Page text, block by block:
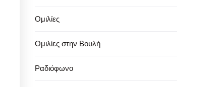
Ομιλίες
Ομιλίες στην Βουλή
Ραδιόφωνο